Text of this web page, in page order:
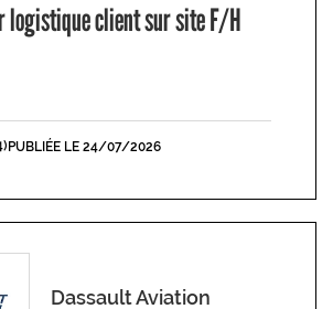
logistique client sur site F/H
PUBLIÉE LE 24/07/2026
Dassault Aviation